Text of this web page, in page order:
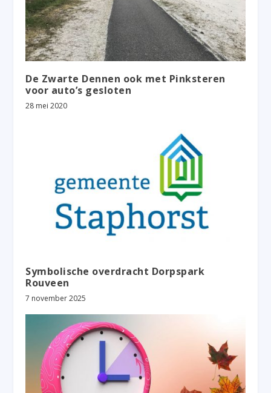
De Zwarte Dennen ook met Pinksteren
voor auto’s gesloten
28 mei 2020
Symbolische overdracht Dorpspark
Rouveen
7 november 2025